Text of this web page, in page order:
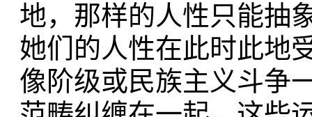
地，那样的人性只能抽
她们的人性在此时此地
像阶级或民族主义斗争